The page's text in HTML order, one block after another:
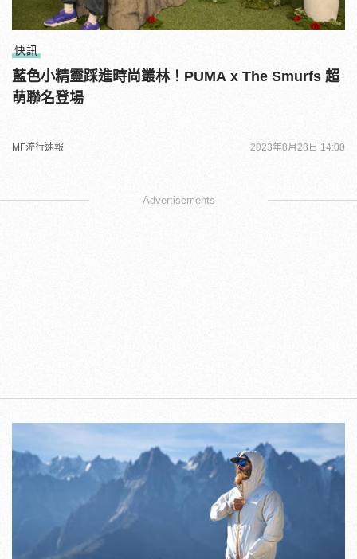
快訊
藍色小精靈踩進時尚叢林！PUMA x The Smurfs 超
萌聯名登場
MF流行速報 2023年8月28日 14:00
Advertisements